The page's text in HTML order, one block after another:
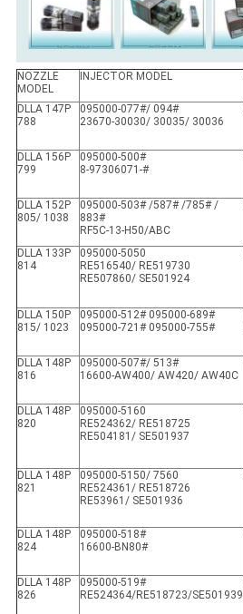
NOZZLE
MODEL
INJECTOR MODEL
DLLA 147P
788
095000-077#/ 094#
23670-30030/ 30035/ 30036
DLLA 156P
799
095000-500#
8-97306071-#
DLLA 152P
805/ 1038
095000-503# /587# /785# /
883#
RF5C-13-H50/ABC
DLLA 133P
814
095000-5050
RE516540/ RE519730
RE507860/ SE501924
DLLA 150P
815/ 1023
095000-512# 095000-689#
095000-721# 095000-755#
DLLA 148P
816
095000-507#/ 513#
16600-AW400/ AW420/ AW40C
DLLA 148P
820
095000-5160
RE524362/ RE518725
RE504181/ SE501937
DLLA 148P
821
095000-5150/ 7560
RE524361/ RE518726
RE53961/ SE501936
DLLA 148P
824
095000-518#
16600-BN80#
DLLA 148P
826
095000-519#
RE524364/RE518723/SE501939